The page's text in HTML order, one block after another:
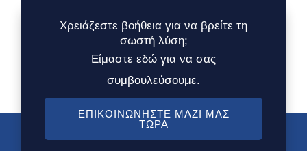
Χρειάζεστε βοήθεια για να βρείτε τη
σωστή λύση;
Είμαστε εδώ για να σας
συμβουλεύσουμε.
ΕΠΙΚΟΙΝΩΝΉΣΤΕ ΜΑΖΊ ΜΑΣ
ΤΏΡΑ